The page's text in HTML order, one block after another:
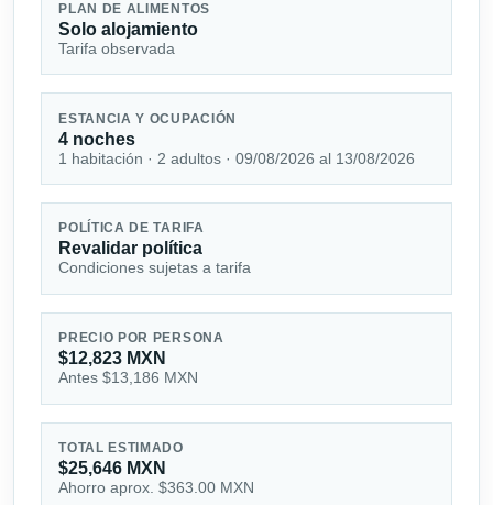
PLAN DE ALIMENTOS
Solo alojamiento
Tarifa observada
ESTANCIA Y OCUPACIÓN
4 noches
1 habitación · 2 adultos · 09/08/2026 al 13/08/2026
POLÍTICA DE TARIFA
Revalidar política
Condiciones sujetas a tarifa
PRECIO POR PERSONA
$12,823 MXN
Antes $13,186 MXN
TOTAL ESTIMADO
$25,646 MXN
Ahorro aprox. $363.00 MXN